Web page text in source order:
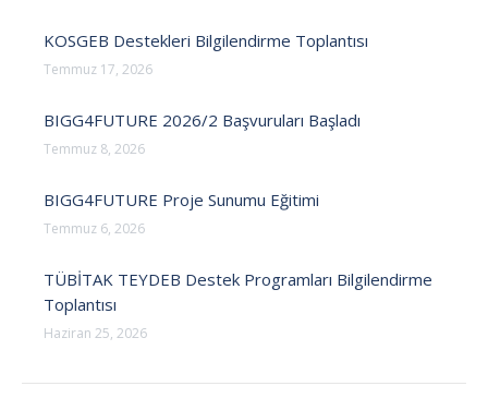
KOSGEB Destekleri Bilgilendirme Toplantısı
Temmuz 17, 2026
BIGG4FUTURE 2026/2 Başvuruları Başladı
Temmuz 8, 2026
BIGG4FUTURE Proje Sunumu Eğitimi
Temmuz 6, 2026
TÜBİTAK TEYDEB Destek Programları Bilgilendirme
Toplantısı
Haziran 25, 2026